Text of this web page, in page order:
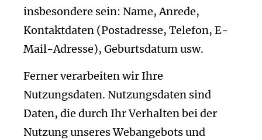
insbesondere sein: Name, Anrede,
Kontaktdaten (Postadresse, Telefon, E-
Mail-Adresse), Geburts­datum usw.
Ferner verarbeiten wir Ihre
Nutzungsdaten. Nutzungsdaten sind
Daten, die durch Ihr Verhalten bei der
Nutzung unseres Webangebots und